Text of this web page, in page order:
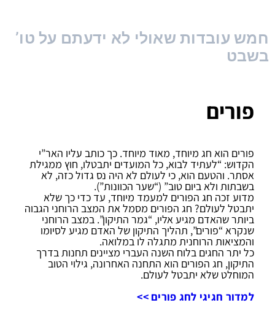
חמש עובדות שאולי לא ידעתם על טו’
בשבט
פורים
פורים הוא חג מיוחד, מאוד מיוחד. כך כותב עליו האר”י
הקדוש: “לעתיד לבוא, כל המועדים יתבטלו, חוץ ממגילת
אסתר. והטעם הוא, כי לעולם לא היה נס גדול כזה, לא
בשבתות ולא ביום טוב” (“שער הכוונות”).
מדוע זכה חג הפורים למעמד מיוחד, עד כדי כך שלא
יתבטל לעולם? חג הפורים מסמל את המצב הרוחני הגבוה
ביותר שהאדם מגיע אליו, “גמר התיקון”. במצב הרוחני
שנקרא “פורים”, תהליך התיקון של האדם מגיע לסיומו
והמציאות הרוחנית מתגלה לו במלואה.
כל יתר החגים בלוח השנה העברי מציינים תחנות בדרך
התיקון, חג הפורים הוא התחנה האחרונה, גילוי הטוב
המוחלט שלא יתבטל לעולם.
למדור חגיגי לחג פורים >>